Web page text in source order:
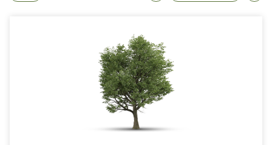
Luthergarten Neues Rathaus
Luthergarten am Lutherhaus
ENCONTRAR UN ÁRBOL
BÚSQUEDA POR NÚMERO DE ÁRBOL